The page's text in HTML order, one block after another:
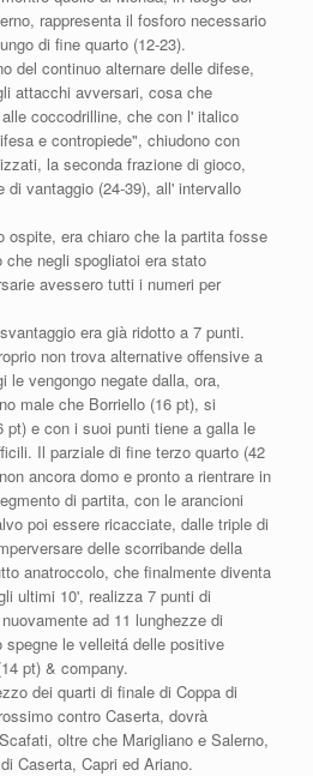
rappresenta il fosforo necessario
di fine quarto (12-23).
del continuo alternare delle difese,
attacchi avversari, cosa che
coccodrilline, che con l' italico
e contropiede", chiudono con
la seconda frazione di gioco,
di vantaggio (24-39), all' intervallo
ospite, era chiaro che la partita fosse
negli spogliatoi era stato
avessero tutti i numeri per
era già ridotto a 7 punti.
non trova alternative offensive a
le vengongo negate dalla, ora,
male che Borriello (16 pt), si
e con i suoi punti tiene a galla le
Il parziale di fine terzo quarto (42
ancora domo e pronto a rientrare in
di partita, con le arancioni
poi essere ricacciate, dalle triple di
delle scorribande della
anatroccolo, che finalmente diventa
ultimi 10', realizza 7 punti di
ad 11 lunghezze di
le velleitá delle positive
pt) & company.
dei quarti di finale di Coppa di
contro Caserta, dovrà
oltre che Marigliano e Salerno,
Caserta, Capri ed Ariano.